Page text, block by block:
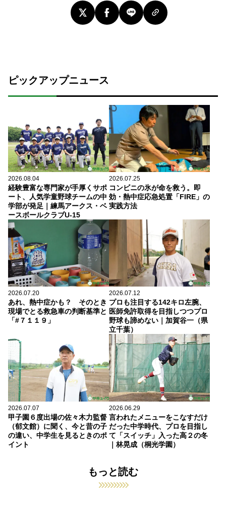
ピックアップニュース
2026.08.04
経験豊富な専門家が手厚くサポ
ート、人気学童野球チームの中
学部が発足｜練馬アークス・ベ
ースボールクラブU-15
2026.07.25
コンビニの氷が命を救う。即
効・熱中症応急処置「FIRE」の
実践方法
2026.07.20
あれ、熱中症かも？ そのとき
現場でとる救急車の判断基準と
「#７１１９」
2026.07.12
プロも注目する142キロ左腕、
医師免許取得を目指しつつプロ
野球も諦めない｜加賀谷一（県
立千葉）
2026.07.07
甲子園６度出場の佐々木力監督
（郁文館）に聞く、今と昔の子
の違い、中学生を見るときのポ
イント
2026.06.29
言われたメニューをこなすだけ
だった中学時代、プロを目指し
て「スイッチ」入った高２の冬
｜林晃成（桐光学園）
もっと読む